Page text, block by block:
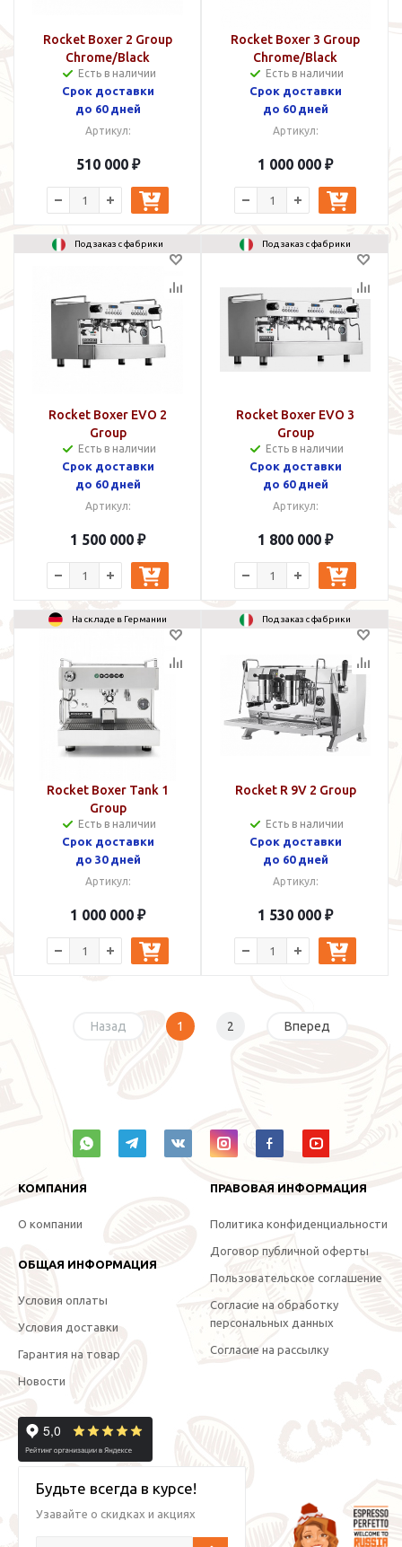
Rocket Boxer 2 Group
Chrome/Black
Есть в наличии
Cрок доставки
до 60 дней
Артикул:
510 000 ₽
Rocket Boxer 3 Group
Chrome/Black
Есть в наличии
Cрок доставки
до 60 дней
Артикул:
1 000 000 ₽
Под заказ с фабрики
Rocket Boxer EVO 2
Group
Есть в наличии
Cрок доставки
до 60 дней
Артикул:
1 500 000 ₽
Под заказ с фабрики
Rocket Boxer EVO 3
Group
Есть в наличии
Cрок доставки
до 60 дней
Артикул:
1 800 000 ₽
На складе в Германии
Rocket Boxer Tank 1
Group
Есть в наличии
Срок доставки
до 30 дней
Артикул:
1 000 000 ₽
Под заказ с фабрики
Rocket R 9V 2 Group
Есть в наличии
Cрок доставки
до 60 дней
Артикул:
1 530 000 ₽
Назад 1 2 Вперед
КОМПАНИЯ
О компании
ОБЩАЯ ИНФОРМАЦИЯ
Условия оплаты
Условия доставки
Гарантия на товар
Новости
ПРАВОВАЯ ИНФОРМАЦИЯ
Политика конфиденциальности
Договор публичной оферты
Пользовательское соглашение
Согласие на обработку
персональных данных
Согласие на рассылку
Будьте всегда в курсе!
Узавайте о скидках и акциях